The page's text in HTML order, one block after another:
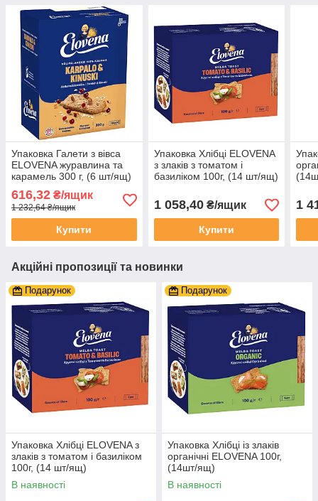
Упаковка Галети з вівса
ELOVENA журавлина та
карамель 300 г, (6 шт/ящ)
616,32 ₴/ящик
1 232,64 ₴/ящик
Купити
Упаковка Хлібці ELOVENA
з злаків з томатом і
базиліком 100г, (14 шт/ящ)
1 058,40₴/ящик
Купити
1
Акційні пропозиції та новинки
Подарунок
Упаковка Хлібці ELOVENA з
злаків з томатом і базиліком
100г, (14 шт/ящ)
В наявності
Подарунок
Упаковка Хлібці із злаків
органічні ELOVENA 100г,
(14шт/ящ)
В наявності